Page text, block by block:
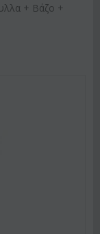
+ Βάζο +